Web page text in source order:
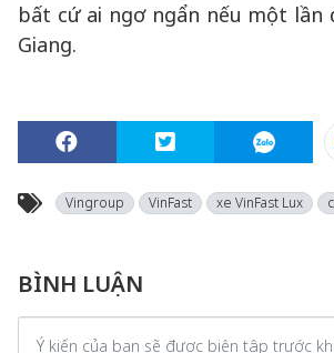
bất cứ ai ngơ ngẩn nếu một lần
Giang.
Vingroup VinFast xe VinFast Lux
BÌNH LUẬN